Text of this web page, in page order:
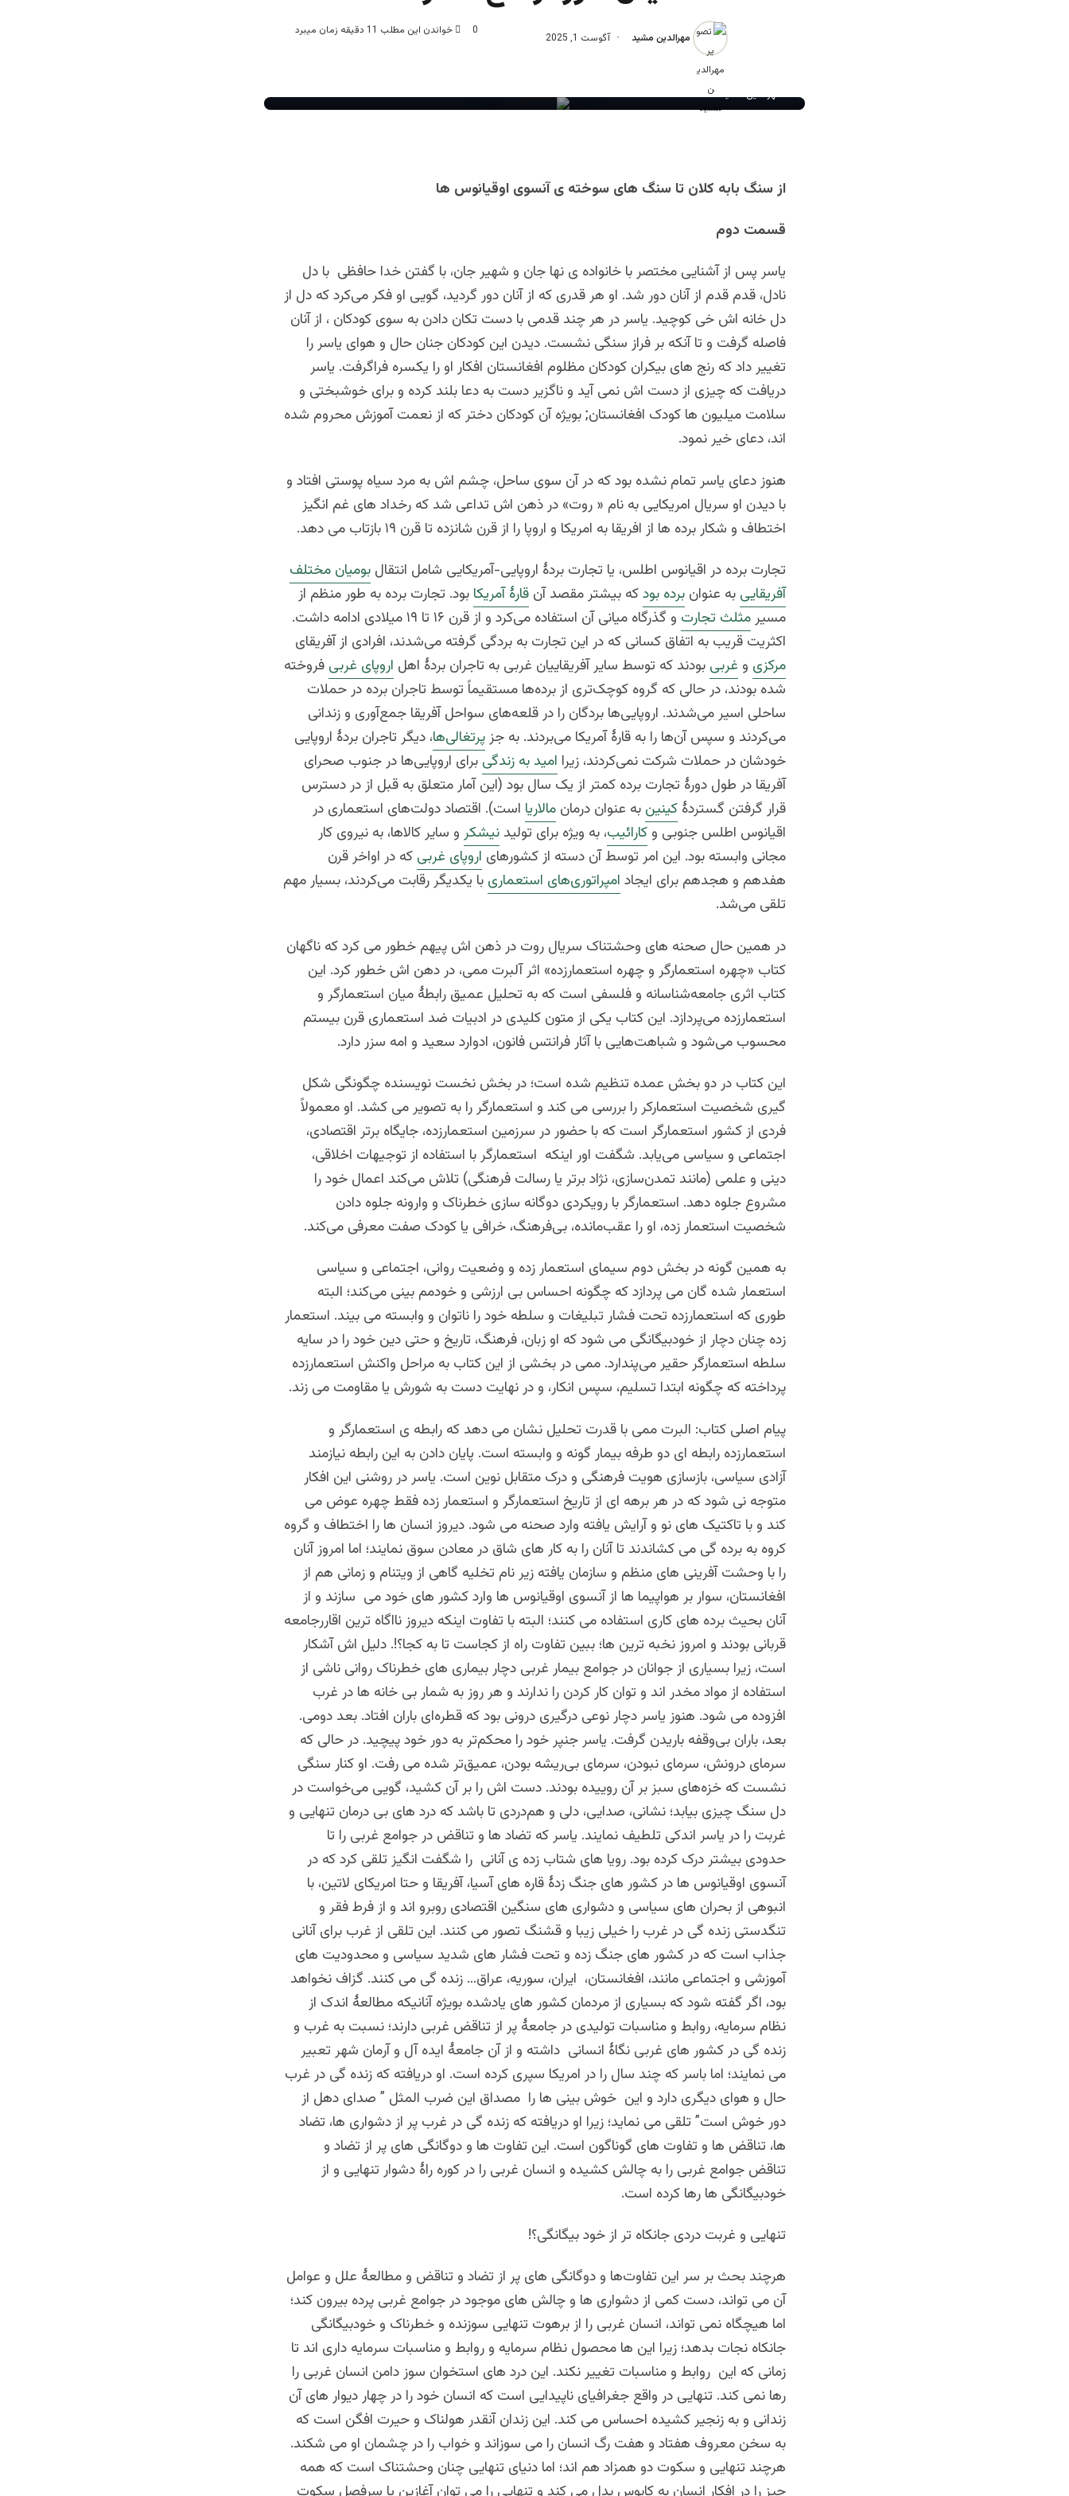
مهرالدین مشید آگوست 1, 2025
0 خواندن این مطلب 11 دقیقه زمان میبرد
مهرالدین مشید
از سنگ بابه کلان تا سنگ های سوخته ی آنسوی اوقیانوس ها
قسمت دوم
یاسر پس از آشنایی مختصر با خانواده ی نها جان و شهیر جان، با گفتن خدا حافظی با دل
نادل، قدم قدم از آنان دور شد. او هر قدری که از آنان دور گردید، گویی او فکر می‌کرد که دل از
دل خانه اش خی کوچید. یاسر در هر چند قدمی با دست تکان دادن به سوی کودکان ، از آنان
فاصله گرفت و تا آنکه بر فراز سنگی نشست. دیدن این کودکان جنان حال و هوای یاسر را
تغییر داد که رنج های بیکران کودکان مظلوم افغانستان افکار او را یکسره فراگرفت. یاسر
دریافت که چیزی از دست اش نمی آید و ناگزیر دست به دعا بلند کرده و برای خوشبختی و
سلامت میلیون ها کودک افغانستان; بویژه آن کودکان دختر که از نعمت آموزش محروم شده
اند، دعای خیر نمود.
هنوز دعای یاسر تمام نشده بود که در آن سوی ساحل، چشم اش به مرد سیاه پوستی افتاد و
با دیدن او سریال امریکایی به نام « روت» در ذهن اش تداعی شد که رخداد های غم انگیز
اختطاف و شکار برده ها از افریقا به امریکا و اروپا را از قرن شانزده تا قرن ۱۹ بازتاب می دهد.
تجارت برده در اقیانوس اطلس، یا تجارت بردهٔ اروپایی-آمریکایی شامل انتقال بومیان مختلف
آفریقایی به عنوان برده بودکه بیشتر مقصد آن قارهٔ آمریکا بود. تجارت برده به‌ طور منظم از
مسیرمثلث تجارت
و گذرگاه میانی آن استفاده می‌کرد و از قرن ۱۶ تا ۱۹ میلادی ادامه داشت.
اکثریت قریب به اتفاق کسانی که در این تجارت به بردگی گرفته می‌شدند، افرادی از آفریقای
مرکزی و غربی بودند که توسط سایر آفریقاییان غربی به تاجران بردهٔ اهل اروپای غربی فروخته
شده بودند، در حالی که گروه کوچک‌تری از برده‌ها مستقیماً توسط تاجران برده در حملات
ساحلی اسیر می‌شدند. اروپایی‌ها بردگان را در قلعه‌های سواحل آفریقا جمع‌آوری و زندانی
می‌کردند و سپس آن‌ها را به قارهٔ آمریکا می‌بردند. به جزپرتغالی‌ها، دیگر تاجران بردهٔ اروپایی
خودشان در حملات شرکت نمی‌کردند، زیرا امید به زندگی برای اروپایی‌ها در جنوب صحرای
آفریقا در طول دورهٔ تجارت برده کمتر از یک سال بود (این آمار متعلق به قبل از در دسترس
قرار گرفتن گستردهٔ کینین به عنوان درمان مالاریا است). اقتصاد دولت‌های استعماری در
اقیانوس اطلس جنوبی و کارائیب، به ویژه برای تولید نیشکر و سایر کالاها، به نیروی کار
مجانی وابسته بود. این امر توسط آن دسته از کشورهای اروپای غربی که در اواخر قرن
هفدهم و هجدهم برای ایجاد امپراتوری‌های استعماری با یکدیگر رقابت می‌کردند، بسیار مهم
تلقی می‌شد.
در همین حال صحنه های وحشتناک سریال روت در ذهن اش پیهم خطور می کرد که ناگهان
کتاب «چهره استعمارگر و چهره استعمارزده» اثر آلبرت ممی، در دهن اش خطور کرد. این
کتاب اثری جامعه‌شناسانه و فلسفی است که به تحلیل عمیق رابطهٔ میان استعمارگر و
استعمارزده می‌پردازد. این کتاب یکی از متون کلیدی در ادبیات ضد استعماری قرن بیستم
محسوب می‌شود و شباهت‌هایی با آثار فرانتس فانون، ادوارد سعید و امه سزر دارد.
این کتاب در دو بخش عمده تنظیم شده است؛ در بخش نخست نویسنده چگونگی شکل
گیری شخصیت استعمارکر را بررسی می کند و استعمارگر را به تصویر می کشد. او معمولاً
فردی از کشور استعمارگر است که با حضور در سرزمین استعمارزده، جایگاه برتر اقتصادی،
اجتماعی و سیاسی می‌یابد. شگفت اور اینکه استعمارگر با استفاده از توجیهات اخلاقی،
دینی و علمی (مانند تمدن‌سازی، نژاد برتر یا رسالت فرهنگی) تلاش می‌کند اعمال خود را
مشروع جلوه دهد. استعمارگر با رویکردی دوگانه سازی خطرناک و وارونه جلوه دادن
شخصیت استعمار زده، او را عقب‌مانده، بی‌فرهنگ، خرافی یا کودک صفت معرفی می‌کند.
به همین گونه در بخش دوم سیمای استعمار زده و وضعیت روانی، اجتماعی و سیاسی
استعمار شده گان می پردازد که چگونه احساس بی ارزشی و خودمم بینی می‌کند؛ البته
طوری که استعمارزده تحت فشار تبلیغات و سلطه خود را ناتوان و وابسته می بیند. استعمار
زده چنان دچار از خودبیگانگی می شود که او زبان، فرهنگ، تاریخ و حتی دین خود را در سایه
سلطه استعمارگر حقیر می‌پندارد. ممی در بخشی از این کتاب به مراحل واکنش استعمارزده
پرداخته که چگونه ابتدا تسلیم، سپس انکار، و در نهایت دست به شورش یا مقاومت می زند.
پیام اصلی کتاب: البرت ممی با قدرت تحلیل نشان می دهد که رابطه ی استعمارگر و
استعمارزده رابطه ای دو طرفه بیمار گونه و وابسته است. پایان دادن به این رابطه نیازمند
آزادی سیاسی، بازسازی هویت فرهنگی و درک متقابل نوین است. یاسر در روشنی این افکار
متوجه نی شود که در هر برهه ای از تاریخ استعمارگر و استعمار زده فقط چهره عوض می
کند و با تاکتیک های نو و آرایش یافته وارد صحنه می شود. دیروز انسان ها را اختطاف و گروه
کروه به برده گی می کشاندند تا آنان را به کار های شاق در معادن سوق نمایند؛ اما امروز آنان
را با وحشت آفرینی های منظم و سازمان یافته زیر نام تخلیه گاهی از ویتنام و زمانی هم از
افغانستان، سوار بر هواپیما ها از آنسوی اوقیانوس ها وارد کشور های خود می سازند و از
آنان بحیث برده های کاری استفاده می کنند؛ البته با تفاوت اینکه دیروز نااگاه ترین اقاررجامعه
قربانی بودند و امروز نخبه ترین ها؛ ببین تفاوت راه از کجاست تا به کجا؟!. دلیل اش آشکار
است، زیرا بسیاری از جوانان در جوامع بیمار غربی دچار بیماری های خطرناک روانی ناشی از
استفاده از مواد مخدر اند و توان کار کردن را ندارند و هر روز به شمار بی خانه ها در غرب
افزوده می شود. هنوز یاسر دچار نوعی درگیری درونی بود که قطره‌ای باران افتاد. بعد دومی.
بعد، باران بی‌وقفه باریدن گرفت. یاسر جنپر خود را محکم‌تر به دور خود پیچید. در حالی که
سرمای درونش، سرمای نبودن، سرمای بی‌ریشه بودن، عمیق‌تر شده می رفت. او کنار سنگی
نشست که خزه‌های سبز بر آن روییده بودند. دست اش را بر آن کشید، گویی می‌خواست در
دل سنگ چیزی بیابد؛ نشانی، صدایی، دلی و هم‌دردی تا باشد که درد های بی درمان تنهایی و
غربت را در یاسر اندکی تلطیف نمایند. یاسر که تضاد ها و تناقض در جوامع غربی را تا
حدودی بیشتر درک کرده بود. رویا های شتاب زده ی آنانی را شگفت انگیز تلقی کرد که در
آنسوی اوقیانوس ها در کشور های جنگ زدۀ قاره های آسیا، آفریقا و حتا امریکای لاتین، با
انبوهی از بحران های سیاسی و دشواری های سنگین اقتصادی روبرو اند و از فرط فقر و
تنگدستی زنده گی در غرب را خیلی زیبا و قشنگ تصور می کنند. این تلقی از غرب برای آنانی
جذاب است که در کشور های جنگ زده و تحت فشار های شدید سیاسی و محدودیت های
آموزشی و اجتماعی مانند، افغانستان، ایران، سوریه، عراق… زنده گی می کنند. گزاف نخواهد
بود، اگر گفته شود که بسیاری از مردمان کشور های یادشده بویژه آنانیکه مطالعۀ اندک از
نظام سرمایه، روابط و مناسبات تولیدی در جامعۀ پر از تناقض غربی دارند؛ نسبت به غرب و
زنده گی در کشور های غربی نگاۀ انسانی داشته و از آن جامعۀ ایده آل و آرمان شهر تعبیر
می نمایند؛ اما باسر که چند سال را در امریکا سپری کرده است. او دریافته که زنده گی در غرب
حال و هوای دیگری دارد و این خوش بینی ها را مصداق این ضرب المثل ” صدای دهل از
دور خوش است” تلقی می نماید؛ زیرا او دریافته که زنده گی در غرب پر از دشواری ها، تضاد
ها، تناقض ها و تفاوت های گوناگون است. این تفاوت ها و دوگانگی های پر از تضاد و
تناقض جوامع غربی را به چالش کشیده و انسان غربی را در کوره راۀ دشوار تنهایی و از
خودبیگانگی ها رها کرده است.
تنهایی و غربت دردی جانکاه تر از خود بیگانگی؟!
هرچند بحث بر سر این تفاوت‌ها و دوگانگی های پر از تضاد و تناقض و مطالعۀ علل و عوامل
آن می تواند، دست کمی از دشواری ها و چالش های موجود در جوامع غربی پرده بیرون کند؛
اما هیچگاه نمی تواند، انسان غربی را از برهوت تنهایی سوزنده و خطرناک و خودبیگانگی
جانکاه نجات بدهد؛ زیرا این ها محصول نظام سرمایه و روابط و مناسبات سرمایه داری اند تا
زمانی که این روابط و مناسبات تغییر نکند. این درد های استخوان سوز دامن انسان غربی را
رها نمی کند. تنهایی در واقع جغرافیای ناپیدایی است که انسان خود را در چهار دیوار های آن
زندانی و به زنجیر کشیده احساس می کند. این زندان آنقدر هولناک و حیرت افگن است که
به‌ سخن معروف هفتاد و هفت رگ انسان را می سوزاند و خواب را در چشمان او می شکند.
هرچند تنهایی و سکوت دو همزاد هم اند؛ اما دنیای تنهایی چنان وحشتناک است که همه